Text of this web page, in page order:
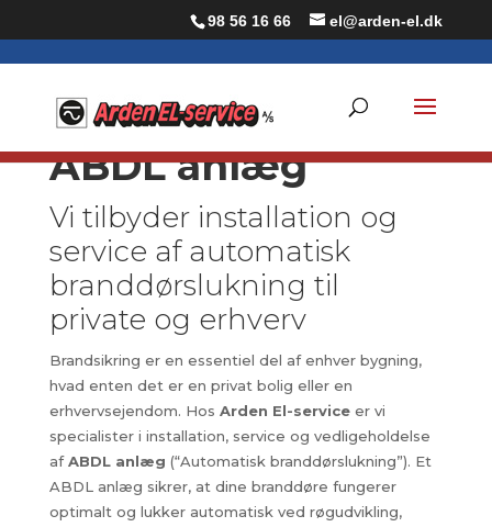
98 56 16 66 el@arden-el.dk
ABDL anlæg
Vi tilbyder installation og
service af automatisk
branddørslukning til
private og erhverv
Brandsikring er en essentiel del af enhver bygning,
hvad enten det er en privat bolig eller en
erhvervsejendom. Hos Arden El-serviceer vi
specialister i installation, service og vedligeholdelse
afABDL anlæg (“Automatisk branddørslukning”). Et
ABDL anlæg sikrer, at dine branddøre fungerer
optimalt og lukker automatisk ved røgudvikling,